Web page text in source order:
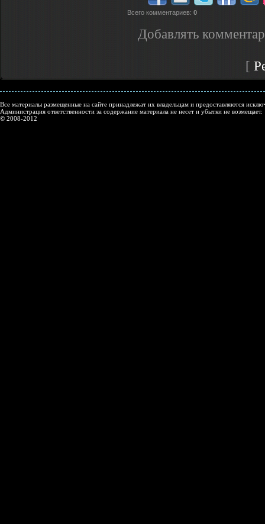
Всего комментариев: 0
Добавлять
[
Все материалы размещенные на сайте принадлежат их владельцам и предоставляются
Администрация ответственности за содержание материала не несет и убытки не возмещает.
© 2008-2012